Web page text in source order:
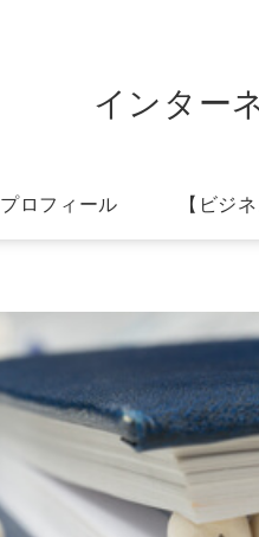
インター
プロフィール 【ビジ